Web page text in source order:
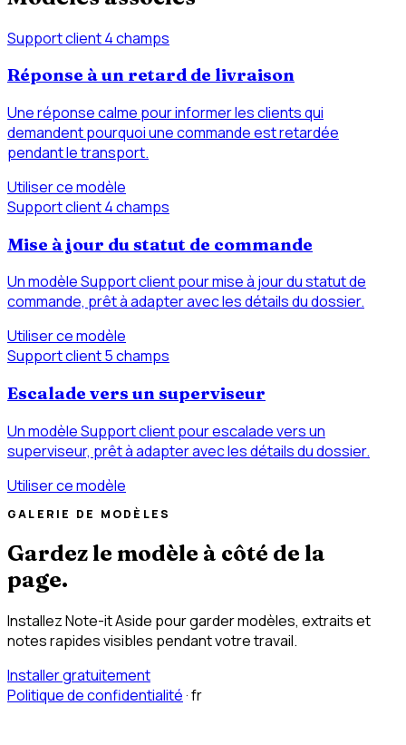
Support client4 champs
Réponse à un retard de livraison
Une réponse calme pour informer les clients qui
demandent pourquoi une commande est retardée
pendant le transport.
Utiliser ce modèle
Support client4 champs
Mise à jour du statut de commande
Un modèle Support client pour mise à jour du statut de
commande, prêt à adapter avec les détails du dossier.
Utiliser ce modèle
Support client5 champs
Escalade vers un superviseur
Un modèle Support client pour escalade vers un
superviseur, prêt à adapter avec les détails du dossier.
Utiliser ce modèle
GALERIE DE MODÈLES
Gardez le modèle à côté de la
page.
Installez Note-it Aside pour garder modèles, extraits et
notes rapides visibles pendant votre travail.
Installer gratuitement
Politique de confidentialité·fr